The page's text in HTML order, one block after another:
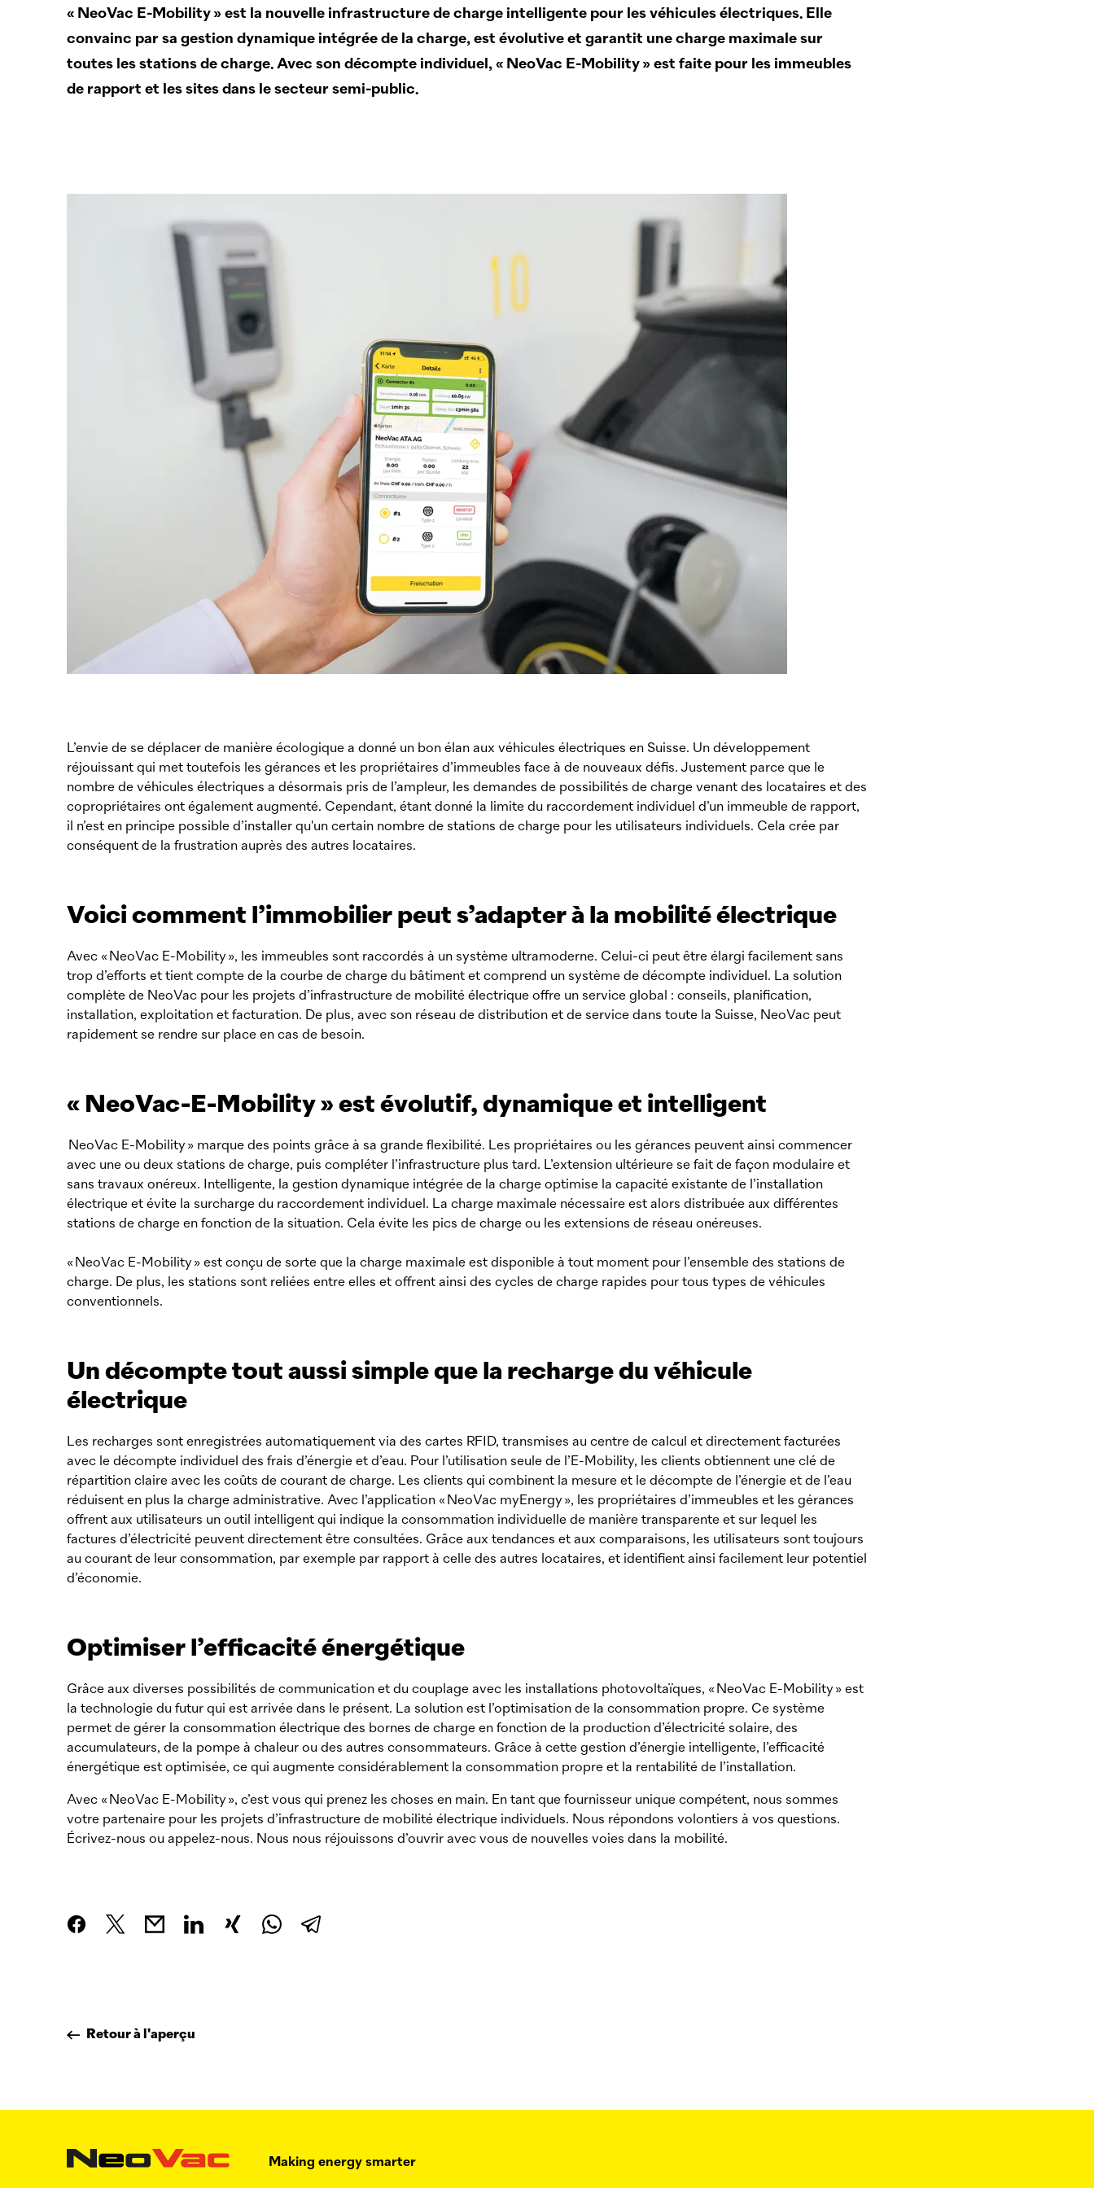
« NeoVac E-Mobility » est la nouvelle infrastructure de charge intelligente pour les véhicules électriques. Elle
convainc par sa ­gestion dynamique intégrée de la charge, est évolutive et garantit une charge maximale sur
toutes les stations de charge. Avec son ­décompte ­individuel, « NeoVac E-Mobility » est faite pour les ­immeubles
de ­rapport et les sites dans le secteur semi-public.
L’envie de se déplacer de manière écologique a donné un bon élan aux véhicules électriques en Suisse. Un ­développement
réjouissant qui met toutefois les gérances et les propriétaires d’immeubles face à de nouveaux défis. Justement parce que le
nombre de véhicules électriques a désormais pris de l’ampleur, les demandes de possibilités de charge venant des locataires et des
copropriétaires ont également augmenté. Cependant, étant donné la limite du raccordement individuel d’un immeuble de rapport,
il n’est en principe possible d’installer qu'un certain nombre de stations de charge pour les utilisateurs individuels. Cela crée par
conséquent de la frustration auprès des autres locataires.
Voici comment l’immobilier peut s’adapter à la mobilité électrique
Avec « NeoVac E-Mobility », les immeubles sont raccordés à un système ultramoderne. Celui-ci peut être élargi facilement sans
trop d’efforts et tient compte de la courbe de charge du bâtiment et comprend un système de décompte individuel. La solution
complète de NeoVac pour les projets d’infrastructure de mobilité électrique offre un service global : conseils, planification,
installation, exploitation et facturation. De plus, avec son réseau de distribution et de service dans toute la Suisse, NeoVac peut
rapidement se rendre sur place en cas de besoin.
« NeoVac-E-Mobility » est évolutif, dynamique et intelligent
NeoVac E-Mobility » marque des points grâce à sa grande flexibilité. Les propriétaires ou les gérances ­peuvent ainsi commencer
avec une ou deux stations de charge, puis compléter l’infrastructure plus tard. L’extension ultérieure se fait de façon modulaire et
sans travaux onéreux. Intelligente, la gestion dynamique ­intégrée de la charge optimise la capacité existante de l’installation
électrique et évite la surcharge du raccordement individuel. La charge maximale nécessaire est alors distribuée aux différentes
stations de charge en fonction de la situation. Cela évite les pics de charge ou les extensions de réseau onéreuses.
« NeoVac E-Mobility » est conçu de sorte que la charge maximale est disponible à tout moment pour l’ensemble des stations de
charge. De plus, les stations sont reliées entre elles et offrent ainsi des cycles de charge rapides pour tous types de véhicules
conventionnels.
Un décompte tout aussi simple que la recharge du véhicule
électrique
Les recharges sont enregistrées automatiquement via des cartes RFID, transmises au centre de calcul et ­directement facturées
avec le décompte individuel des frais d’énergie et d’eau. Pour l’utilisation seule de ­l’E-Mobility, les clients obtiennent une clé de
répartition claire avec les coûts de courant de charge. Les clients qui combinent la mesure et le décompte de l’énergie et de l’eau
réduisent en plus la charge administrative. Avec l’application « NeoVac myEnergy », les propriétaires d’immeubles et les gérances
offrent aux utilisateurs un outil intelligent qui indique la consommation individuelle de manière transparente et sur lequel les
factures d’électricité peuvent directement être consultées. Grâce aux tendances et aux comparaisons, les utilisateurs sont toujours
au courant de leur consommation, par ­exemple par rapport à celle des autres locataires, et identifient ainsi facilement leur potentiel
d’économie.
Optimiser l’efficacité énergétique
Grâce aux diverses possibilités de communication et du couplage avec les installations photovoltaïques, « NeoVac E-Mobility » est
la technologie du futur qui est arrivée dans le présent. La solution est l’optimisation de la consommation propre. Ce système
permet de gérer la consommation électrique des bornes de charge en fonction de la production d’électricité solaire, des
accumulateurs, de la pompe à chaleur ou des autres consommateurs. Grâce à cette gestion d’énergie intelligente, l’efficacité
énergétique est optimisée, ce qui augmente considérablement la consommation propre et la renta­bilité de l’installation.
Avec « NeoVac E-Mobility », c’est vous qui prenez les ­choses en main. En tant que fournisseur unique compétent, nous sommes
votre partenaire pour les projets d’infrastructure de mobilité électrique individuels. Nous répondons volontiers à vos questions.
Écrivez-nous ou appelez-nous. Nous nous réjouissons d’ouvrir avec vous de nouvelles voies dans la mobilité.
Retour à l'aperçu
Making energy smarter